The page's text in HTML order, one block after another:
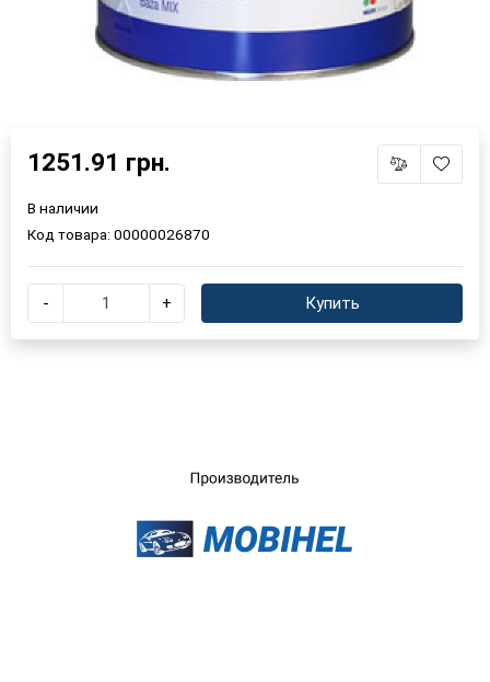
1251.91 грн.
В наличии
Код товара: 00000026870
- + Купить